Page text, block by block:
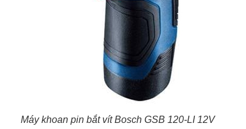
Máy khoan pin bắt vít Bosch GSB 120-LI 12V